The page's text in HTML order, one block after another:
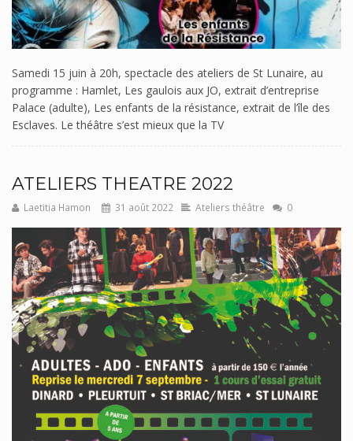
Samedi 15 juin à 20h, spectacle des ateliers de St Lunaire, au
programme : Hamlet, Les gaulois aux JO, extrait d’entreprise
Palace (adulte), Les enfants de la résistance, extrait de l’île des
Esclaves. Le théâtre s’est mieux que la TV
ATELIERS THEATRE 2022
Laetitia Hamon 31 août 2022 Ateliers théâtre 0